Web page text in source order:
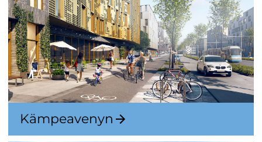
Kämpeavenyn